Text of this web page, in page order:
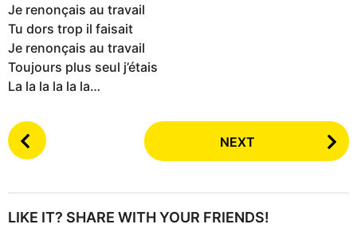
Je renonçais au travail
Tu dors trop il faisait
Je renonçais au travail
Toujours plus seul j’étais
La la la la la la…
P
o
P
NEXT
LIKE IT? SHARE WITH YOUR FRIENDS!